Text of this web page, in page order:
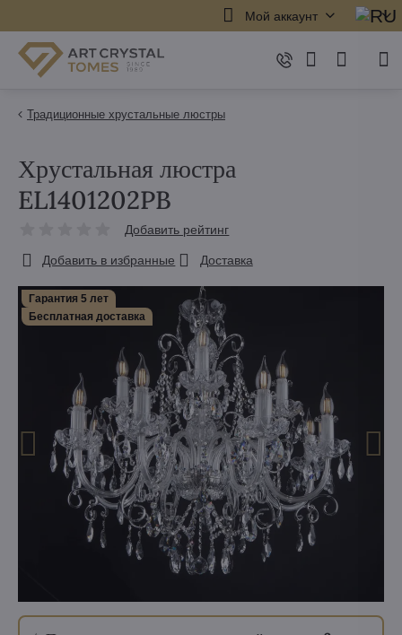
Мой аккаунт
Традиционные хрустальные люстры
Гарантия 5 лет
Бесплатная доставка
Хрустальная люстра
EL1401202PB
Добавить рейтинг
Добавить в избранные Доставка